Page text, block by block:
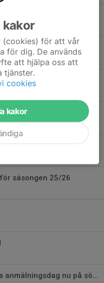
vår förenings framtid
säsongen 25/26
Skövde Basketcup - sista anmälningsdag nu på söndag.
kakor
(cookies) för att vår
för dig. De används
att hjälpa oss att
tjänster.
cookies
kakor